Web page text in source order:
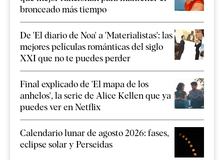
bronceado más tiempo
De 'El diario de Noa' a 'Materialistas': las
mejores películas románticas del siglo
XXI que no te puedes perder
Final explicado de 'El mapa de los
anhelos', la serie de Alice Kellen que ya
puedes ver en Netflix
Calendario lunar de agosto 2026: fases,
eclipse solar y Perseidas